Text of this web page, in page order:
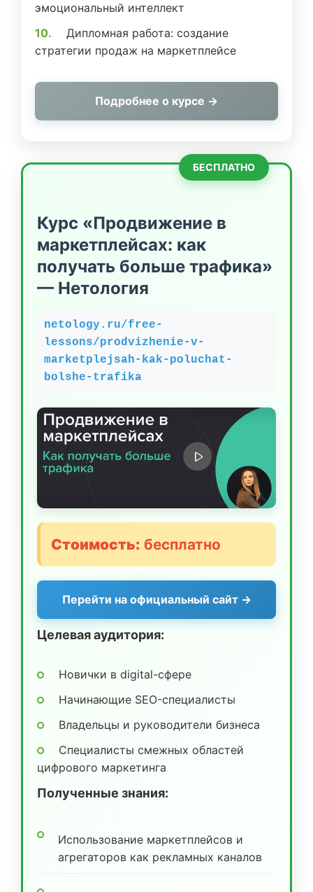
эмоциональный интеллект
Дипломная работа: создание
стратегии продаж на маркетплейсе
Подробнее о курсе →
БЕСПЛАТНО
Курс «Продвижение в
маркетплейсах: как
получать больше трафика»
— Нетология
netology.ru/free-
lessons/prodvizhenie-v-
marketplejsah-kak-poluchat-
bolshe-trafika
Стоимость: бесплатно
Перейти на официальный сайт →
Целевая аудитория:
Новички в digital-сфере
Начинающие SEO-специалисты
Владельцы и руководители бизнеса
Специалисты смежных областей
цифрового маркетинга
Полученные знания:
Использование маркетплейсов и
агрегаторов как рекламных каналов